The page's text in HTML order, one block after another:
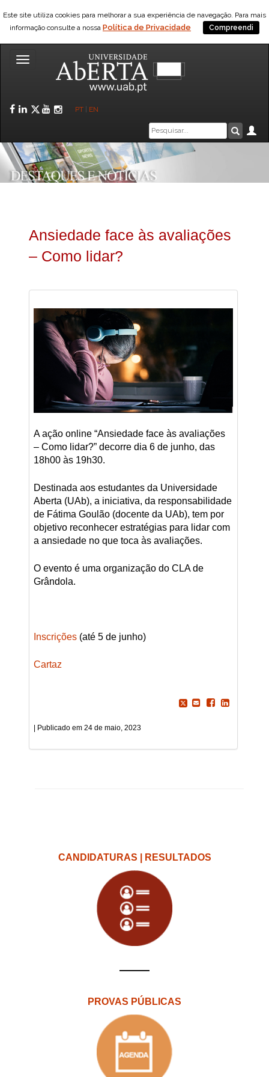
Este site utiliza cookies para melhorar a sua experiência de navegação. Para mais
informação consulte a nossa Política de Privacidade Compreendi
Toggle
Facebook
LinkedIn
Twitter
YouTube
Instagram
PT EN
Caixa
de
pesquisa
Ansiedade face às avaliações
– Como lidar?
A ação online “Ansiedade face às avaliações
– Como lidar?” decorre dia 6 de junho, das
18h00 às 19h30.
Destinada aos estudantes da Universidade
Aberta (UAb), a iniciativa, da responsabilidade
de Fátima Goulão (docente da UAb), tem por
objetivo reconhecer estratégias para lidar com
a ansiedade no que toca às avaliações.
O evento é uma organização do CLA de
Grândola.
Inscrições(até 5 de junho)
Cartaz
24 de maio, 2023
CANDIDATURAS | RESULTADOS
PROVAS PÚBLICAS